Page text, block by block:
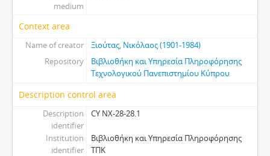
medium
Context area
Name of creator
Ξιούτας, Νικόλαος (1901-1984)
Repository
Βιβλιοθήκη και Υπηρεσία Πληροφόρησης
Τεχνολογικού Πανεπιστημίου Κύπρου
Description control area
Description
identifier
CY NX-28-28.1
Institution
identifier
Βιβλιοθήκη και Υπηρεσία Πληροφόρησης
ΤΠΚ